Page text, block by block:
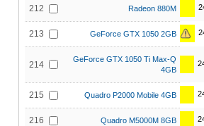
212 Radeon 880M
213 GeForce GTX 1050 2GB
214
GeForce GTX 1050 Ti Max-Q
4GB
215 Quadro P2000 Mobile 4GB
216 Quadro M5000M 8GB